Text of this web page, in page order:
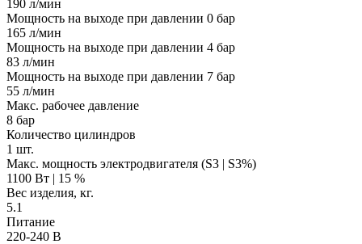
190 л/мин
Мощность на выходе при давлении 0 бар
165 л/мин
Мощность на выходе при давлении 4 бар
83 л/мин
Мощность на выходе при давлении 7 бар
55 л/мин
Макс. рабочее давление
8 бар
Количество цилиндров
1 шт.
Макс. мощность электродвигателя (S3 | S3%)
1100 Вт | 15 %
Вес изделия, кг.
5.1
Питание
220-240 В